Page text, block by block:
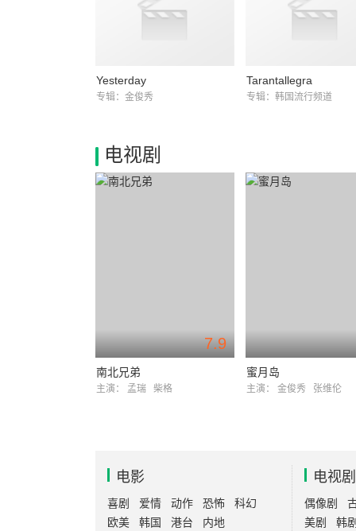
Yesterday
专辑：金俊秀
Tarantallegra
专辑：韩国流行频道
电视剧
7.9
南北兄弟
主演： 孟瑞 柴格
蜜月岛
主演： 金俊秀 张维伦
电影
喜剧 爱情 动作 恐怖
科幻
欧美
韩国 港台 内地
电视剧
偶像剧
美剧
韩